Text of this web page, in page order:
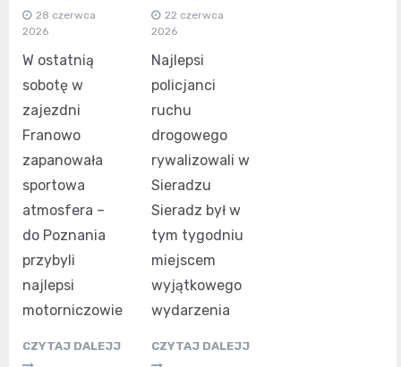
28 czerwca
2026
W ostatnią
sobotę w
zajezdni
Franowo
zapanowała
sportowa
atmosfera –
do Poznania
przybyli
najlepsi
motorniczowie
CZYTAJ DALEJJ
22 czerwca
2026
Najlepsi
policjanci
ruchu
drogowego
rywalizowali w
Sieradzu
Sieradz był w
tym tygodniu
miejscem
wyjątkowego
wydarzenia
CZYTAJ DALEJJ